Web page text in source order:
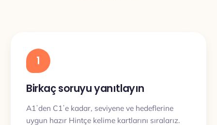
1
Birkaç soruyu yanıtlayın
A1ʼden C1ʼe kadar, seviyene ve hedeflerine
uygun hazır Hintçe kelime kartlarını sıralarız.